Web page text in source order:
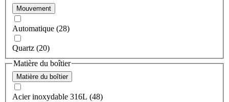
Mouvement
Automatique (28)
Quartz (20)
Matière du boîtier
Matière du boîtier
Acier inoxydable 316L (48)